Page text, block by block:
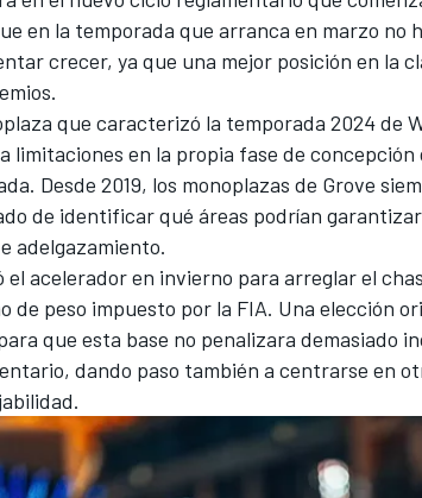
en la temporada que arranca en marzo no
crecer, ya que una mejor posición en la
que caracterizó la temporada 2024 de
limitaciones en la propia fase de
Desde 2019, los monoplazas de Grove
de identificar qué áreas podrían
adelgazamiento.
el acelerador en invierno para arreglar el
de peso impuesto por la FIA. Una elección
que esta base no penalizara demasiado
dando paso también a centrarse en